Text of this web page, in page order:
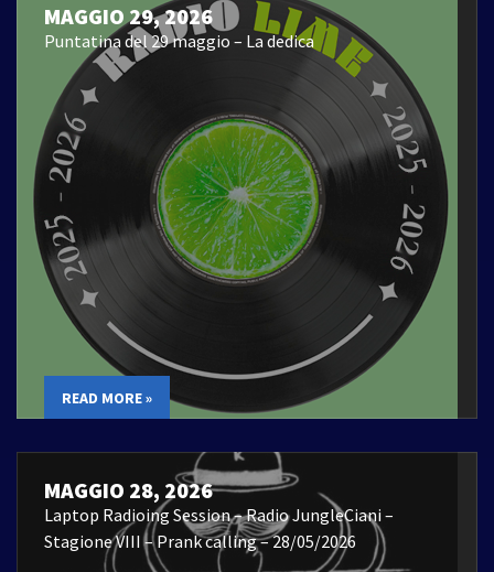
MAGGIO 29, 2026
Puntatina del 29 maggio – La dedica
READ MORE »
MAGGIO 28, 2026
Laptop Radioing Session – Radio JungleCiani –
Stagione VIII – Prank calling – 28/05/2026